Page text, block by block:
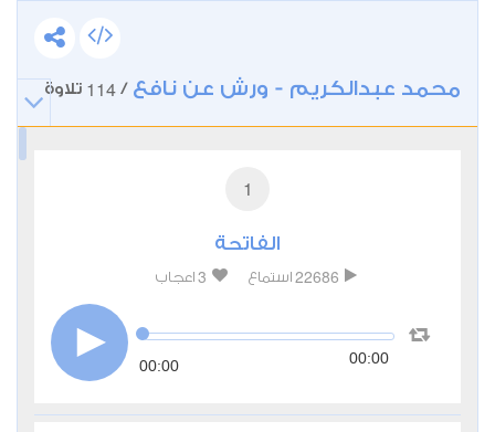
محمد عبدالكريم - ورش عن نافع /
114 تلاوة
1
الفاتحة
22686 استماع 3 اعجاب
00:00 00:00